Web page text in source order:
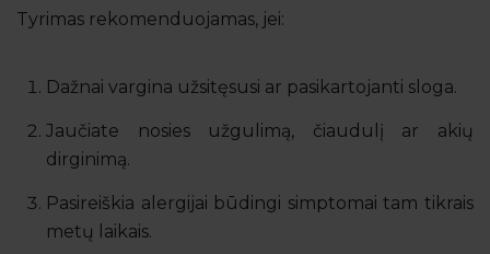
Tyrimas rekomenduojamas, jei:
Dažnai vargina užsitęsusi ar pasikartojanti sloga.
Jaučiate nosies užgulimą, čiaudulį ar akių
dirginimą.
Pasireiškia alergijai būdingi simptomai tam tikrais
metų laikais.